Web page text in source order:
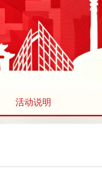
活动说明